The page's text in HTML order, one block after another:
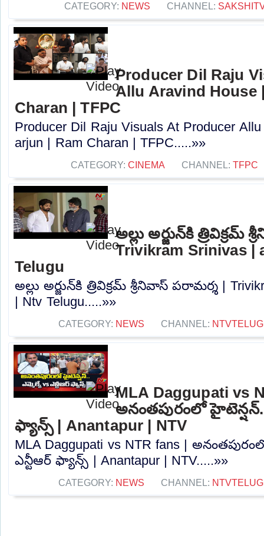
CATEGORY: NEWS CHANNEL:
Producer Dil Raju
Allu Aravind House
Charan | TFPC
Producer Dil Raju Visuals At Producer
arjun | Ram Charan | TFPC.....»»
CATEGORY: CINEMA CHANNEL: TFPC
అల్లు అర్జున్‌కి త్రివిక్రమ్
Trivikram Srinivas |
Telugu
అల్లు అర్జున్‌కి త్రివిక్రమ్ శ్రీనివాస్ పరామర్శ |
| Ntv Telugu.....»»
CATEGORY: NEWS CHANNEL:
MLA Daggupati vs
అనంతపురంలో
ఫ్యాన్స్ | Anantapur | NTV
MLA Daggupati vs NTR fans |
ఎన్టీఆర్ ఫ్యాన్స్ | Anantapur | NTV.....»»
CATEGORY: NEWS CHANNEL: